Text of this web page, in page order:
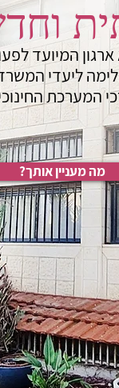
המיועד
ליעדי
המערכת
?מה מעניין אותך